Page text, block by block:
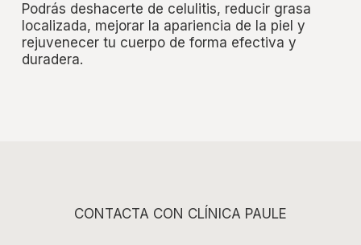
Podrás deshacerte de celulitis, reducir grasa
localizada, mejorar la apariencia de la piel y
rejuvenecer tu cuerpo de forma efectiva y
duradera.
CONTACTA CON CLÍNICA PAULE